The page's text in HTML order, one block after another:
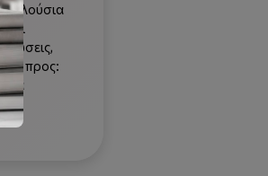
πλούσια
και
προς: